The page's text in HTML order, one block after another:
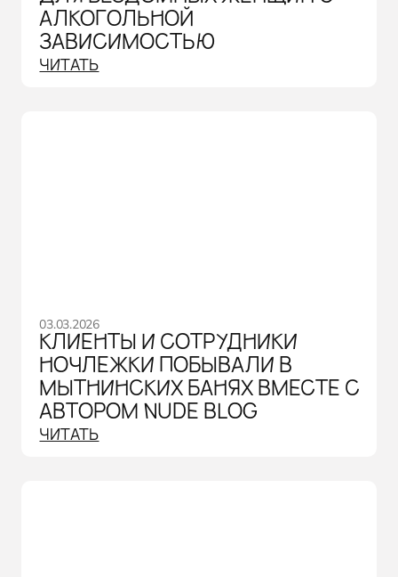
АЛКОГОЛЬНОЙ
ЗАВИСИМОСТЬЮ
ЧИТАТЬ
03.03.2026
КЛИЕНТЫ И СОТРУДНИКИ
НОЧЛЕЖКИ ПОБЫВАЛИ В
МЫТНИНСКИХ БАНЯХ ВМЕСТЕ С
АВТОРОМ NUDE BLOG
ЧИТАТЬ